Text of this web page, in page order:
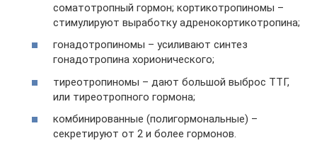
соматотропный гормон; кортикотропиномы –
стимулируют выработку адренокортикотропина;
гонадотропиномы – усиливают синтез
гонадотропина хорионического;
тиреотропиномы – дают большой выброс ТТГ,
или тиреотропного гормона;
комбинированные (полигормональные) –
секретируют от 2 и более гормонов.